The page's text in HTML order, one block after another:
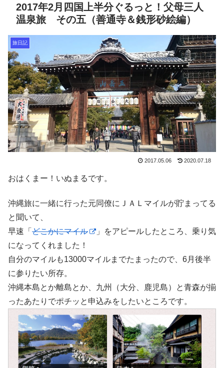
2017年2月四国上半分ぐるっと！父母三人
温泉旅 その五（善通寺＆銭形砂絵編）
旅日記
2017.05.06 2020.07.18
おはくまー！いぬまるです。
沖縄旅に一緒に行った元同僚にＪＡＬマイルが貯まってる
と聞いて、
早速「 どこかにマイル
」をアピールしたところ、乗り気
になってくれました！
自分のマイルも13000マイルまでたまったので、6月後半
に参りたい所存。
沖縄本島とか離島とか、九州（大分、鹿児島）と青森が揃
ったあたりでポチッと申込みをしたいところです。